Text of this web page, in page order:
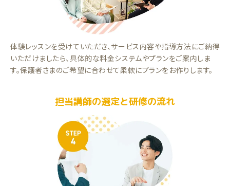
体験レッスンを受けていただき、サービス内容や指導方法にご納得
いただけましたら、具体的な料金システムやプランをご案内しま
す。保護者さまのご希望に合わせて柔軟にプランをお作りします。
担当講師の選定と研修の流れ